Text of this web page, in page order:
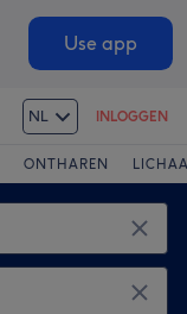
Use app
NL INLOGGEN
ONTHAREN